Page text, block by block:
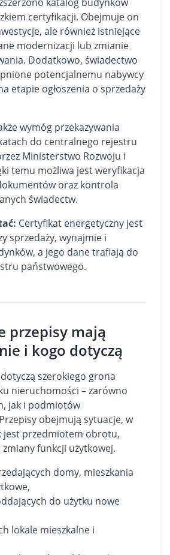
certyfikacji. Obejmuje on
ale również istniejące
modernizacji lub zmianie
Dodatkowo, świadectwo
potencjalnemu nabywcy
etapie ogłoszenia o sprzedaży
wymóg przekazywania
do centralnego rejestru
Ministerstwo Rozwoju i
temu możliwa jest weryfikacja
oraz kontrola
świadectw.
Certyfikat energetyczny jest
sprzedaży, wynajmie i
a jego dane trafiają do
państwowego.
przepisy mają
i kogo dotyczą
szerokiego grona
nieruchomości – zarówno
jak i podmiotów
obejmują sytuacje, w
jest przedmiotem obrotu,
funkcji użytkowej.
domy, mieszkania
,
do użytku nowe
lokale mieszkalne i